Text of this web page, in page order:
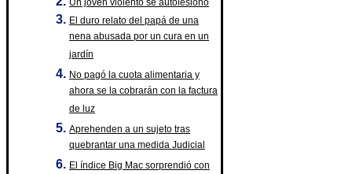
Un joven violento se autolesionó
El duro relato del papá de una
nena abusada por un cura en un
jardín
No pagó la cuota alimentaria y
ahora se la cobrarán con la factura
de luz
Aprehenden a un sujeto tras
quebrantar una medida Judicial
El índice Big Mac sorprendió con